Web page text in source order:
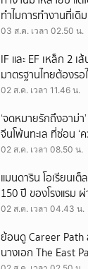
ทำไมการทำงานที่เ
03 ส.ค. เวลา 02.50 น.
IF และ EF เหล็ก 2
มาตรฐานไทยต้องร
02 ส.ค. เวลา 11.46 น.
‘จดหมายรักถึงอาม่า
จีนโพ้นทะเล ที่ซ่อน
‘โพยก๊วน’
02 ส.ค. เวลา 08.50 น.
แมนดาริน โอเรียนเ
150 ปี ของโรงแรม
เครื่องศิลาดล
02 ส.ค. เวลา 04.43 น.
ย้อนดู Career Path
นางเอก The East